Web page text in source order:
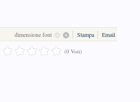
dimensione font Stampa Email
(0 Voti)